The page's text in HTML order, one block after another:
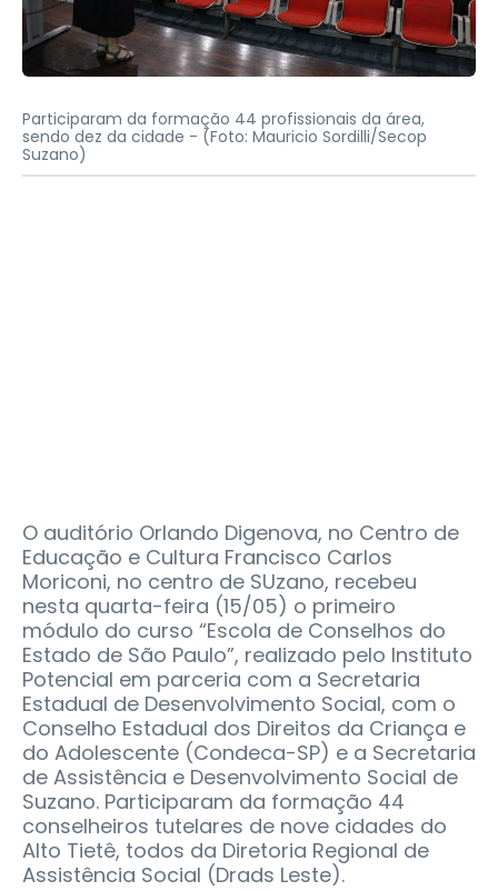
Participaram da formação 44 profissionais da área,
sendo dez da cidade - (Foto: Mauricio Sordilli/Secop
Suzano)
O auditório Orlando Digenova, no Centro de
Educação e Cultura Francisco Carlos
Moriconi, no centro de SUzano, recebeu
nesta quarta-feira (15/05) o primeiro
módulo do curso “Escola de Conselhos do
Estado de São Paulo”, realizado pelo Instituto
Potencial em parceria com a Secretaria
Estadual de Desenvolvimento Social, com o
Conselho Estadual dos Direitos da Criança e
do Adolescente (Condeca-SP) e a Secretaria
de Assistência e Desenvolvimento Social de
Suzano. Participaram da formação 44
conselheiros tutelares de nove cidades do
Alto Tietê, todos da Diretoria Regional de
Assistência Social (Drads Leste).